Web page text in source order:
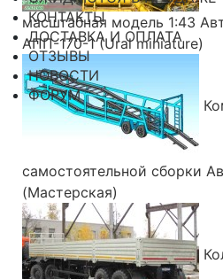
КОНТАКТЫ
ДОСТАВКА И ОПЛАТА
ОТЗЫВЫ
НОВОСТИ
ФОРУМ
масштабная модель 1:43
АПП-170-1 (Ural miniature)
самостоятельной сборки
(Мастерская)